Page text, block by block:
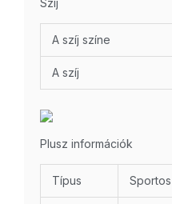
A szíj színe
A szíj
Plusz információk
Típus Sportos